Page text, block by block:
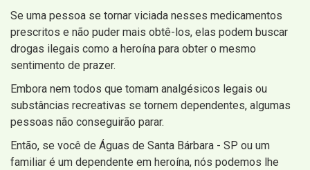
Se uma pessoa se tornar viciada nesses medicamentos
prescritos e não puder mais obtê-los, elas podem buscar
drogas ilegais como a heroína para obter o mesmo
sentimento de prazer.
Embora nem todos que tomam analgésicos legais ou
substâncias recreativas se tornem dependentes, algumas
pessoas não conseguirão parar.
Então, se você de Águas de Santa Bárbara - SP ou um
familiar é um dependente em heroína, nós podemos lhe